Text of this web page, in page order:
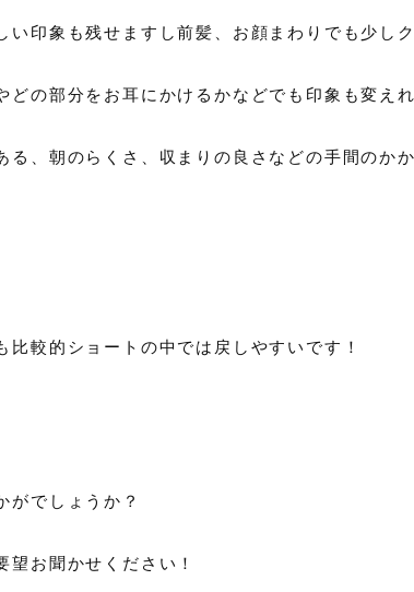
い印象も残せますし前髪、お顔まわりでも少し
どの部分をお耳にかけるかなどでも印象も変えれ
る、朝のらくさ、収まりの良さなどの手間のか
比較的ショートの中では戻しやすいです！
がでしょうか？
望お聞かせください！